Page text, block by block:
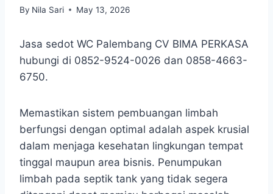
By Nila Sari May 13, 2026
Jasa sedot WC Palembang CV BIMA PERKASA
hubungi di 0852-9524-0026 dan 0858-4663-
6750.
Memastikan sistem pembuangan limbah
berfungsi dengan optimal adalah aspek krusial
dalam menjaga kesehatan lingkungan tempat
tinggal maupun area bisnis. Penumpukan
limbah pada septik tank yang tidak segera